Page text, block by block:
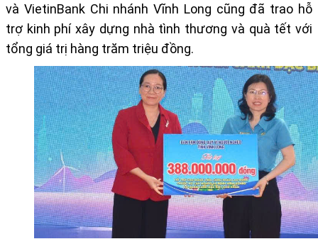
và VietinBank Chi nhánh Vĩnh Long cũng đã trao hỗ
trợ kinh phí xây dựng nhà tình thương và quà tết với
tổng giá trị hàng trăm triệu đồng.